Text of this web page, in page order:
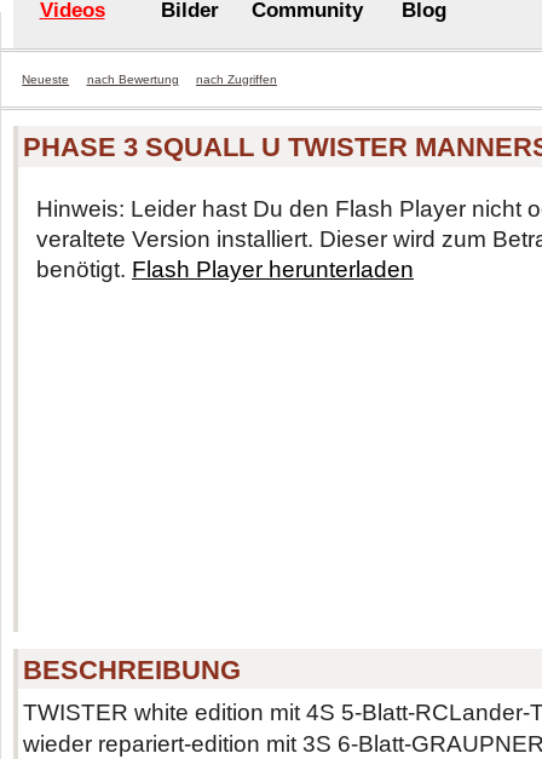
Videos Bilder Community Blog
Neueste nach Bewertung nach Zugriffen
PHASE 3 SQUALL U TWISTER
Hinweis: Leider hast Du den Flash Player nicht
veraltete Version installiert. Dieser wird zum
benötigt. Flash Player herunterladen
BESCHREIBUNG
TWISTER white edition mit 4S 5-Blatt-RCLander-
wieder repariert-edition mit 3S 6-Blatt-